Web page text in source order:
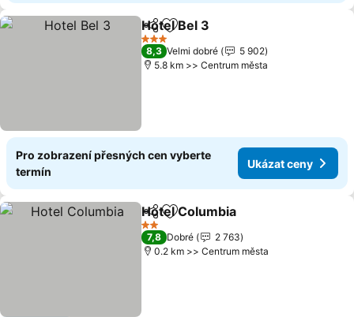
SdíletPřidat na seznam oblíbených
Hotel Bel 3
3 Počet hvězdiček
8,3 Velmi dobré
5 902
5.8 km >> Centrum města
Pro zobrazení přesných cen vyberte
termín
Ukázat ceny
SdíletPřidat na seznam oblíbených
Hotel Columbia
2 Počet hvězdiček
7,8 Dobré
2 763
0.2 km >> Centrum města